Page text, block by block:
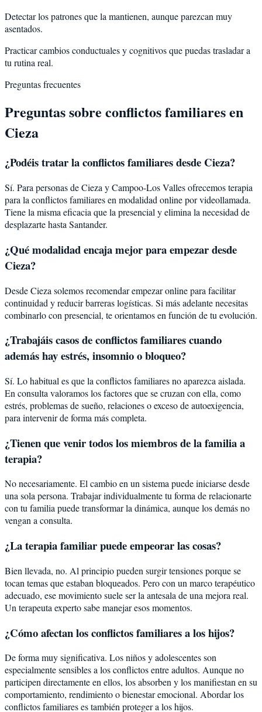
Detectar los patrones que la mantienen, aunque parezcan muy
asentados.
Practicar cambios conductuales y cognitivos que puedas trasladar a
tu rutina real.
Preguntas frecuentes
Preguntas sobre conflictos familiaresen
Cieza
¿Podéis tratar laconflictos familiaresdesde Cieza?
Sí. Para personas de Cieza y Campoo-Los Valles ofrecemos terapia
para la conflictos familiares en modalidad online por videollamada.
Tiene la misma eficacia que la presencial y elimina la necesidad de
desplazarte hasta Santander.
¿Qué modalidad encaja mejor para empezar desde
Cieza?
Desde Cieza solemos recomendar empezar online para facilitar
continuidad y reducir barreras logísticas. Si más adelante necesitas
combinarlo con presencial, te orientamos en función de tu evolución.
¿Trabajáis casos de conflictos familiares cuando
además hay estrés, insomnio o bloqueo?
Sí. Lo habitual es que la conflictos familiares no aparezca aislada.
En consulta valoramos los factores que se cruzan con ella, como
estrés, problemas de sueño, relaciones o exceso de autoexigencia,
para intervenir de forma más completa.
¿Tienen que venir todos los miembros de la familia a
terapia?
No necesariamente. El cambio en un sistema puede iniciarse desde
una sola persona. Trabajar individualmente tu forma de relacionarte
con tu familia puede transformar la dinámica, aunque los demás no
vengan a consulta.
¿La terapia familiar puede empeorar las cosas?
Bien llevada, no. Al principio pueden surgir tensiones porque se
tocan temas que estaban bloqueados. Pero con un marco terapéutico
adecuado, ese movimiento suele ser la antesala de una mejora real.
Un terapeuta experto sabe manejar esos momentos.
¿Cómo afectan los conflictos familiares a los hijos?
De forma muy significativa. Los niños y adolescentes son
especialmente sensibles a los conflictos entre adultos. Aunque no
participen directamente en ellos, los absorben y los manifiestan en su
comportamiento, rendimiento o bienestar emocional. Abordar los
conflictos familiares es también proteger a los hijos.